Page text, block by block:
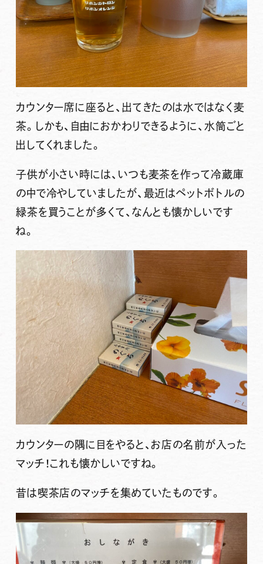
カウンター席に座ると、出てきたのは水ではなく麦
茶。しかも、自由におかわりできるように、水筒ごと
出してくれました。
子供が小さい時には、いつも麦茶を作って冷蔵庫
の中で冷やしていましたが、最近はペットボトルの
緑茶を買うことが多くて、なんとも懐かしいです
ね。
カウンターの隅に目をやると、お店の名前が入った
マッチ！これも懐かしいですね。
昔は喫茶店のマッチを集めていたものです。